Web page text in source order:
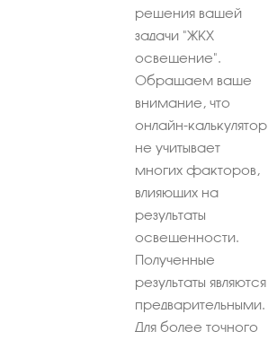
решения вашей
задачи "ЖКХ
освещение".
Обращаем ваше
внимание, что
онлайн-калькулятор
не учитывает
многих факторов,
влияющих на
результаты
освещенности.
Полученные
результаты являются
предварительными.
Для более точного